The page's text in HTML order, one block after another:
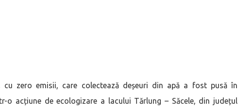
cu zero emisii, care colectează deșeuri din apă a fost pusă în
o acțiune de ecologizare a lacului Tărlung – Săcele, din județul